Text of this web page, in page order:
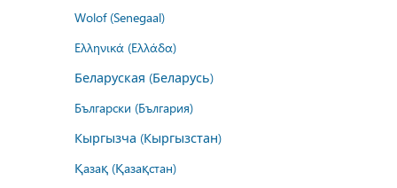
Wolof (Senegaal)
Ελληνικά (Ελλάδα)
Беларуская (Беларусь)
Български (България)
Кыргызча (Кыргызстан)
Қазақ (Қазақстан)